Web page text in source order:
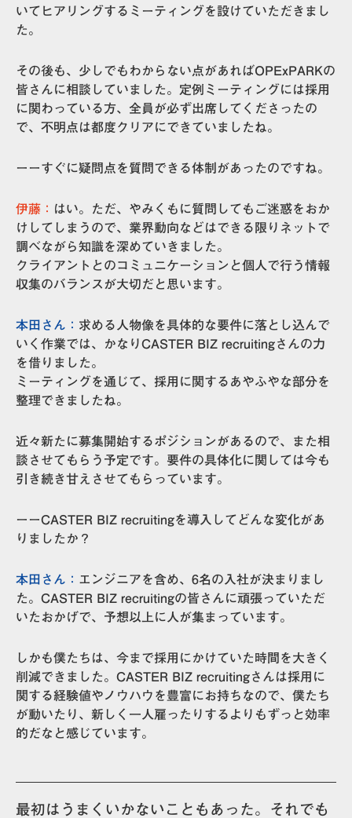
いてヒアリングするミーティングを設けていただきまし
た。
その後も、少しでもわからない点があればOPExPARKの
皆さんに相談していました。定例ミーティングには採用
に関わっている方、全員が必ず出席してくださったの
で、不明点は都度クリアにできていましたね。
ーーすぐに疑問点を質問できる体制があったのですね。
伊藤： はい。ただ、やみくもに質問してもご迷惑をおか
けしてしまうので、業界動向などはできる限りネットで
調べながら知識を深めていきました。
クライアントとのコミュニケーションと個人で行う情報
収集のバランスが大切だと思います。
本田さん： 求める人物像を具体的な要件に落とし込んで
いく作業では、かなりCASTER BIZ recruitingさんの力
を借りました。
ミーティングを通じて、採用に関するあやふやな部分を
整理できましたね。
近々新たに募集開始するポジションがあるので、また相
談させてもらう予定です。要件の具体化に関しては今も
引き続き甘えさせてもらっています。
ーーCASTER BIZ recruitingを導入してどんな変化があ
りましたか？
本田さん： エンジニアを含め、6名の入社が決まりまし
た。CASTER BIZ recruitingの皆さんに頑張っていただ
いたおかげで、予想以上に人が集まっています。
しかも僕たちは、 今まで採用にかけていた時間を大きく
削減できました。CASTER BIZ recruitingさんは採用に
関する経験値やノウハウを豊富にお持ちなので、僕たち
が動いたり、新しく一人雇ったりするよりもずっと効率
的だなと感じています。
最初はうまくいかないこともあった。それでも